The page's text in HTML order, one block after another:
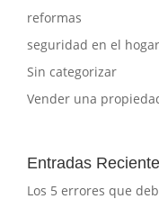
reformas
seguridad en el hogar
Sin categorizar
Vender una
Entradas
Los 5 errores que